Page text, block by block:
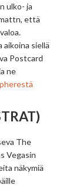
ulko- ja
että
aikoina siellä
Postcard
ne
The
Vegasin
näkymiä